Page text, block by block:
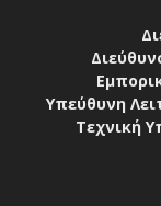
Υπεύθυνη
Τεχνική